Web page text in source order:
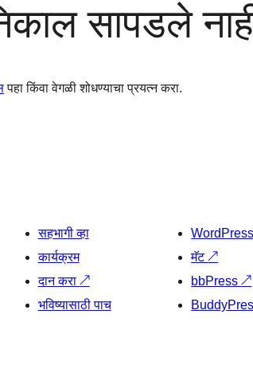
सापडले
पहा किंवा वेगळी शोधण्याचा प्रयत्न करा.
सहभागी व्हा
कार्यक्रम
दान करा ↗
भविष्यासाठी पाच
मॅट↗
bbPress↗